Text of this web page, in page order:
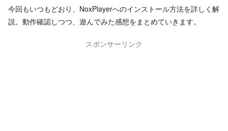
今回もいつもどおり、NoxPlayerへのインストール方法を詳しく解
説。動作確認しつつ、遊んでみた感想をまとめていきます。
スポンサーリンク